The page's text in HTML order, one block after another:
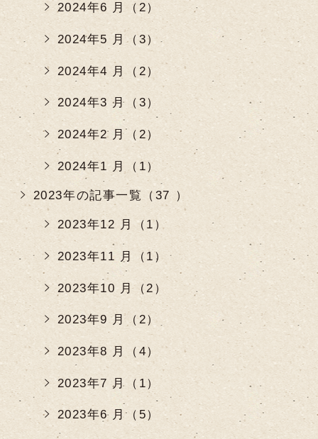
2024年6 月（2）
2024年5 月（3）
2024年4 月（2）
2024年3 月（3）
2024年2 月（2）
2024年1 月（1）
2023年の記事一覧（37 ）
2023年12 月（1）
2023年11 月（1）
2023年10 月（2）
2023年9 月（2）
2023年8 月（4）
2023年7 月（1）
2023年6 月（5）